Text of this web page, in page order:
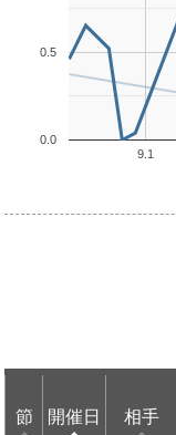
9.1
0.0
0.5
節 開催日 相手
節 開催日 相手